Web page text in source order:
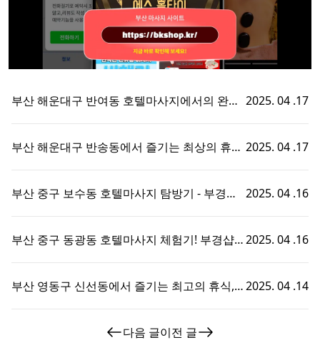
부산 해운대구 반여동 호텔마사지에서의 완벽 2025. 04 .17
부산 해운대구 반송동에서 즐기는 최상의 휴식, 2025. 04 .17
부산 중구 보수동 호텔마사지 탐방기 - 부경샵
2025. 04 .16
부산 중구 동광동 호텔마사지 체험기! 부경샵에2025. 04 .16
부산 영동구 신선동에서 즐기는 최고의 휴식,
2025. 04 .14
다음 글이전 글